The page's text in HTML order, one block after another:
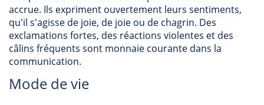
accrue. Ils expriment ouvertement leurs sentiments,
qu'il s'agisse de joie, de joie ou de chagrin. Des
exclamations fortes, des réactions violentes et des
câlins fréquents sont monnaie courante dans la
communication.
Mode de vie